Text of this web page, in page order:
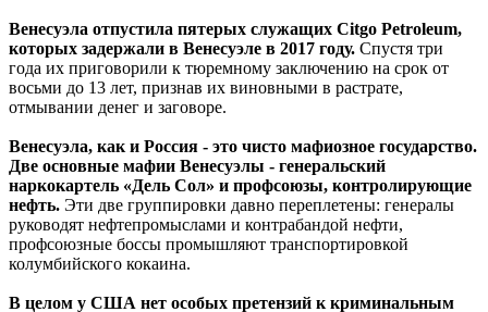
Венесуэла отпустила пятерых служащих Citgo Petroleum,
которых задержали в Венесуэле в 2017 году. Спустя три
года их приговорили к тюремному заключению на срок от
восьми до 13 лет, признав их виновными в растрате,
отмывании денег и заговоре.
Венесуэла, как и Россия - это чисто мафиозное государство.
Две основные мафии Венесуэлы - генеральский
наркокартель «Дель Сол» и профсоюзы, контролирующие
нефть. Эти две группировки давно переплетены: генералы
руководят нефтепромыслами и контрабандой нефти,
профсоюзные боссы промышляют транспортировкой
колумбийского кокаина.
В целом у США нет особых претензий к криминальным